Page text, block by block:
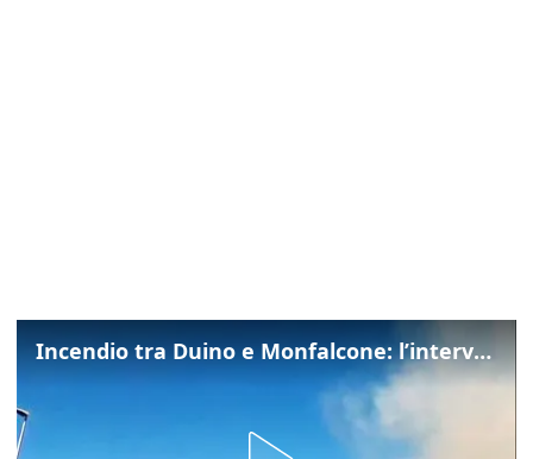
Incendio tra Duino e Monfalcone: l’intervento dei vigili del fuoco